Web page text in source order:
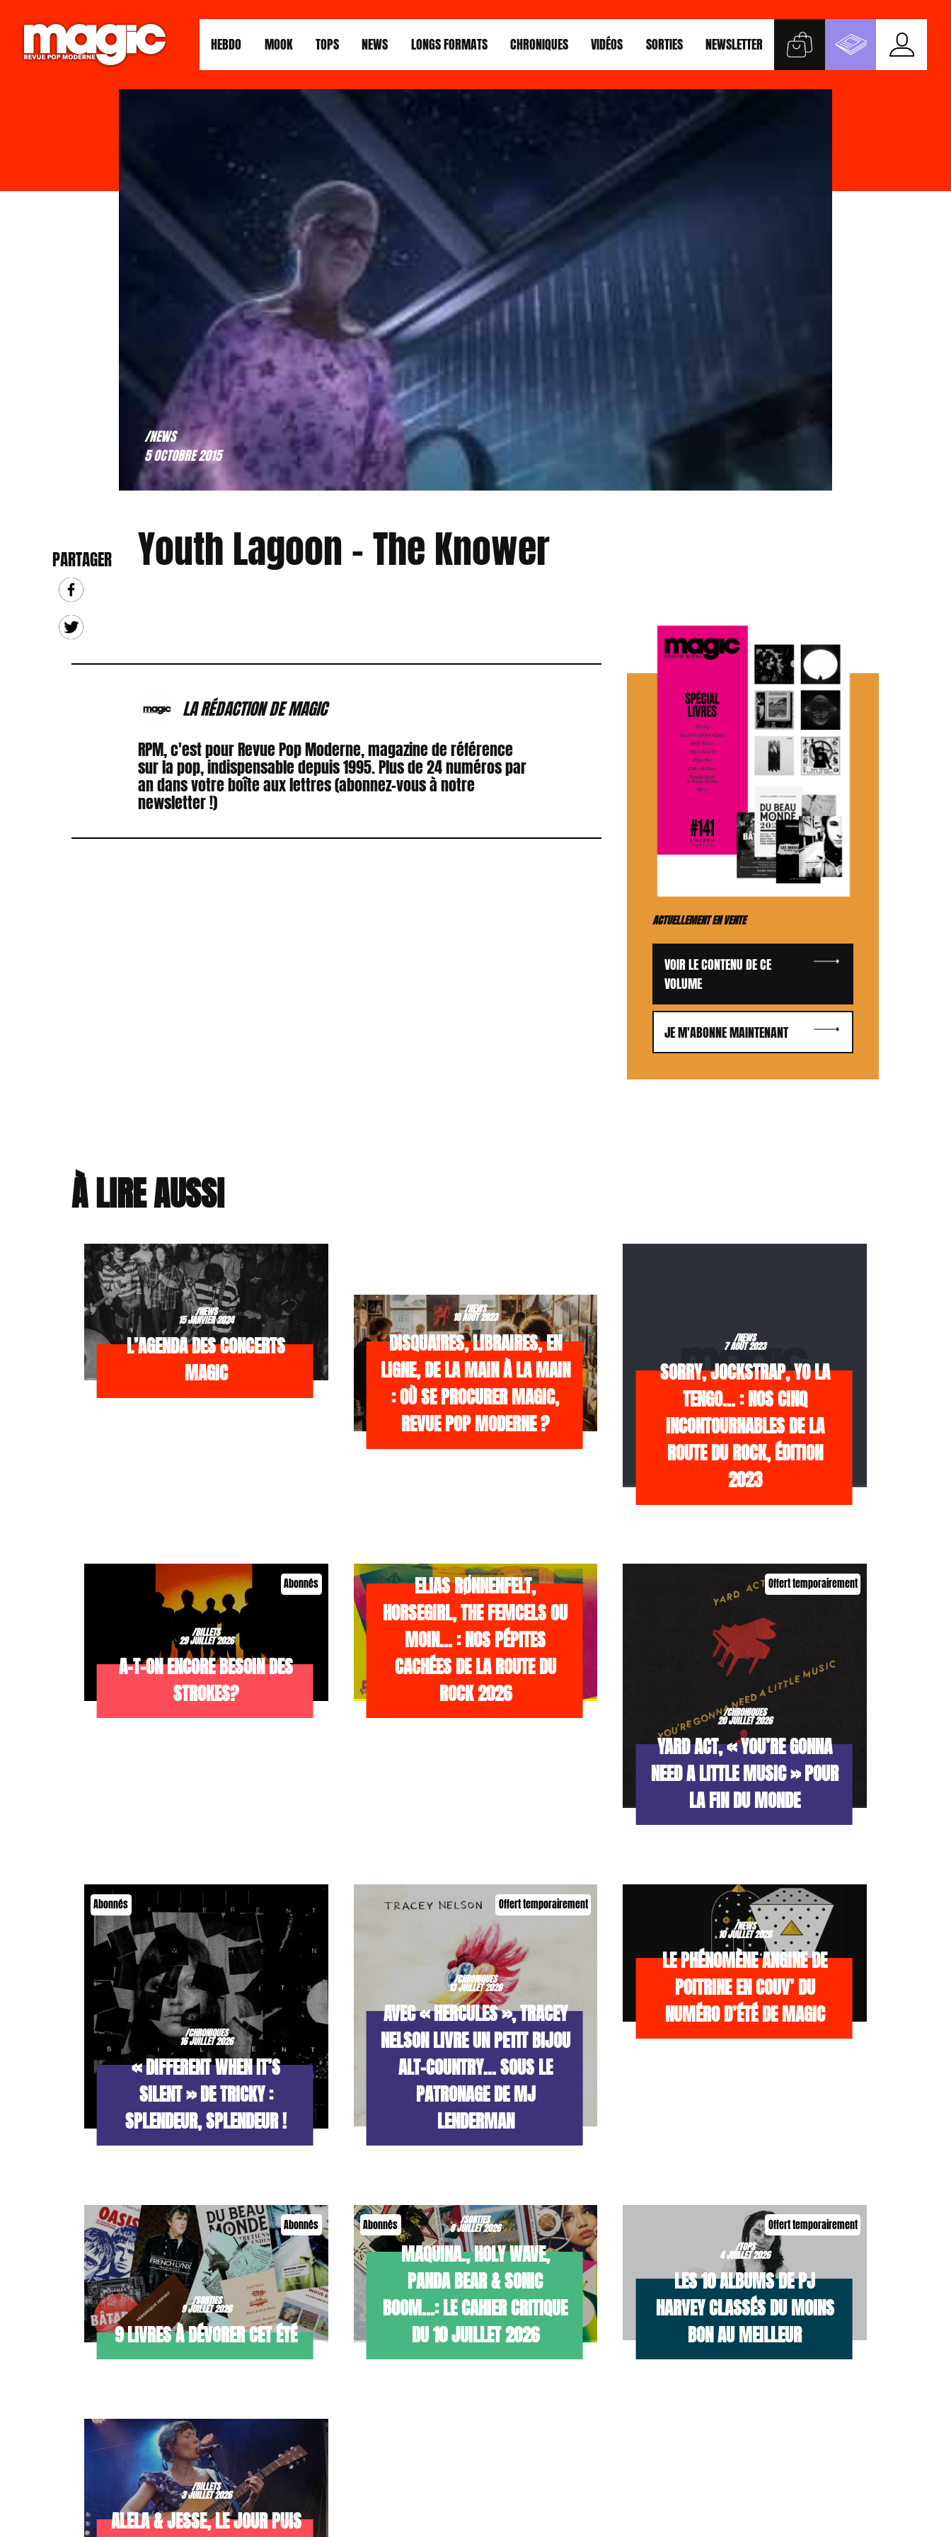
HEBDO MOOK TOPS NEWS LONGS FORMATS CHRONIQUES VIDÉOS SORTIES NEWSLETTER
/NEWS
5 OCTOBRE 2015
Youth Lagoon – The Knower
PARTAGER
LA RÉDACTION DE MAGIC
RPM, c'est pour Revue Pop Moderne, magazine de référence
sur la pop, indispensable depuis 1995. Plus de 24 numéros par
an dans votre boîte aux lettres (abonnez-vous à notre
newsletter !)
ACTUELLEMENT EN VENTE
VOIR LE CONTENU DE CE
VOLUME
JE M'ABONNE MAINTENANT
À LIRE AUSSI
/NEWS
15 JANVIER 2024
L’AGENDA DES CONCERTS
MAGIC
/NEWS
10 AOÛT 2023
DISQUAIRES, LIBRAIRES, EN
LIGNE, DE LA MAIN À LA MAIN
: OÙ SE PROCURER MAGIC,
REVUE POP MODERNE ?
/NEWS
7 AOÛT 2023
SORRY, JOCKSTRAP, YO LA
TENGO… : NOS CINQ
INCONTOURNABLES DE LA
ROUTE DU ROCK, ÉDITION
2023
Abonnés
/BILLETS
29 JUILLET 2026
A-T-ON ENCORE BESOIN DES
STROKES?
ELIAS RØNNENFELT,
HORSEGIRL, THE FEMCELS OU
MOIN… : NOS PÉPITES
CACHÉES DE LA ROUTE DU
ROCK 2026
Offert temporairement
/CHRONIQUES
20 JUILLET 2026
YARD ACT, « YOU’RE GONNA
NEED A LITTLE MUSIC » POUR
LA FIN DU MONDE
Abonnés
/CHRONIQUES
16 JUILLET 2026
« DIFFERENT WHEN IT’S
SILENT » DE TRICKY :
SPLENDEUR, SPLENDEUR !
Offert temporairement
/CHRONIQUES
13 JUILLET 2026
AVEC « HERCULES », TRACEY
NELSON LIVRE UN PETIT BIJOU
ALT-COUNTRY… SOUS LE
PATRONAGE DE MJ
LENDERMAN
/NEWS
10 JUILLET 2026
LE PHÉNOMÈNE ANGINE DE
POITRINE EN COUV’ DU
NUMÉRO D’ÉTÉ DE MAGIC
Abonnés
/SORTIES
9 JUILLET 2026
9 LIVRES À DÉVORER CET ÉTÉ
Abonnés /SORTIES
8 JUILLET 2026
MAQUINA., HOLY WAVE,
PANDA BEAR & SONIC
BOOM…: LE CAHIER CRITIQUE
DU 10 JUILLET 2026
Offert temporairement
/TOPS
4 JUILLET 2026
LES 10 ALBUMS DE PJ
HARVEY CLASSÉS DU MOINS
BON AU MEILLEUR
/BILLETS
3 JUILLET 2026
ALELA & JESSE, LE JOUR PUIS